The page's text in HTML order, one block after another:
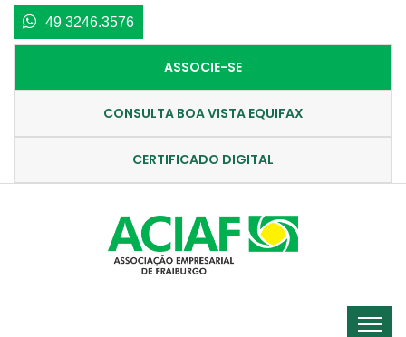
49 3246.3576
ASSOCIE-SE
CONSULTA BOA VISTA EQUIFAX
CERTIFICADO DIGITAL